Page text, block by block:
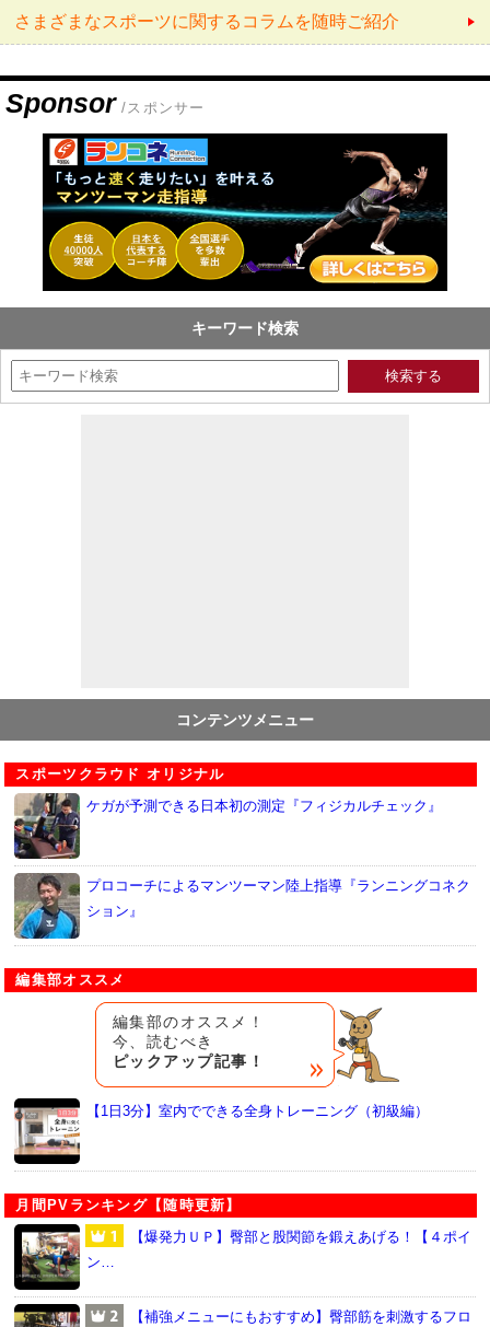
さまざまなスポーツに関するコラムを随時ご紹介
Sponsor /スポンサー
キーワード検索
コンテンツメニュー
スポーツクラウド オリジナル
ケガが予測できる日本初の測定『フィジカルチェック』
プロコーチによるマンツーマン陸上指導『ランニングコネク
ション』
編集部オススメ
編集部のオススメ！
今、読むべき
ピックアップ記事！
【1日3分】室内でできる全身トレーニング（初級編）
月間PVランキング【随時更新】
【爆発力ＵＰ】臀部と股関節を鍛えあげる！【４ポイ
ン…
【補強メニューにもおすすめ】臀部筋を刺激するフロ